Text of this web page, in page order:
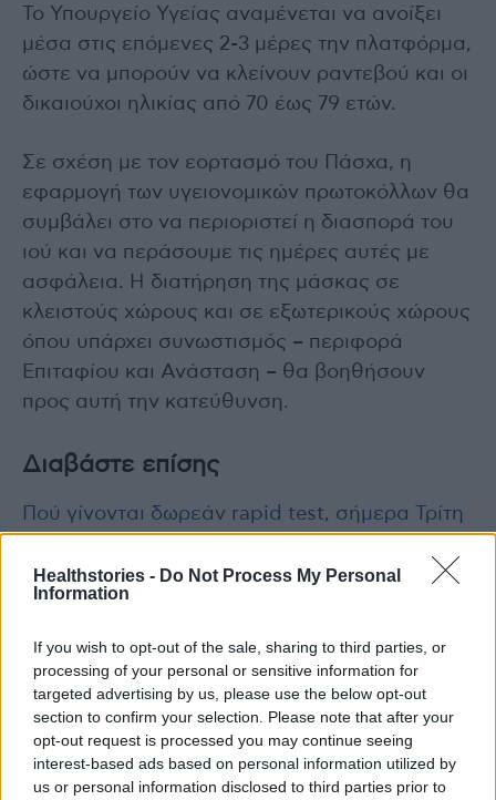
Healthstories - Do Not Process My Personal
Information
If you wish to opt-out of the sale, sharing to third parties, or
processing of your personal or sensitive information for
targeted advertising by us, please use the below opt-out
section to confirm your selection. Please note that after your
opt-out request is processed you may continue seeing
interest-based ads based on personal information utilized by
us or personal information disclosed to third parties prior to
Το Υπουργείο Υγείας αναμένεται να ανοίξει
μέσα στις επόμενες 2-3 μέρες την πλατφόρμα,
ώστε να μπορούν να κλείνουν ραντεβού και οι
δικαιούχοι ηλικίας από 70 έως 79 ετών.
Σε σχέση με τον εορτασμό του Πάσχα, η
εφαρμογή των υγειονομικών πρωτοκόλλων θα
συμβάλει στο να περιοριστεί η διασπορά του
ιού και να περάσουμε τις ημέρες αυτές με
ασφάλεια. Η διατήρηση της μάσκας σε
κλειστούς χώρους και σε εξωτερικούς χώρους
όπου υπάρχει συνωστισμός – περιφορά
Επιταφίου και Ανάσταση – θα βοηθήσουν
προς αυτή την κατεύθυνση.
Διαβάστε επίσης
Πού γίνονται δωρεάν rapid test, σήμερα Τρίτη